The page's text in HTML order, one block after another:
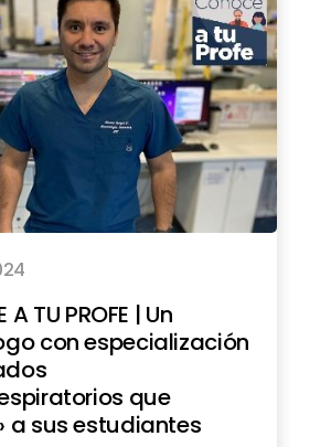
A TU PROFE | Un
con especialización
que
a sus estudiantes